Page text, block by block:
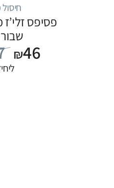
פסיפס
שבור 3*3
₪46